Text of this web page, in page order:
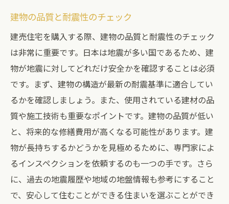
建物の品質と耐震性のチェック
建売住宅を購入する際、建物の品質と耐震性のチェック
は非常に重要です。日本は地震が多い国であるため、建
物が地震に対してどれだけ安全かを確認することは必須
です。まず、建物の構造が最新の耐震基準に適合してい
るかを確認しましょう。また、使用されている建材の品
質や施工技術も重要なポイントです。建物の品質が低い
と、将来的な修繕費用が高くなる可能性があります。建
物が長持ちするかどうかを見極めるために、専門家によ
るインスペクションを依頼するのも一つの手です。さら
に、過去の地震履歴や地域の地盤情報も参考にすること
で、安心して住むことができる住まいを選ぶことができ